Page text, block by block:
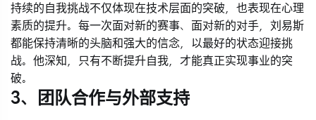
持续的自我挑战不仅体现在技术层面的突破，也表现在心理
素质的提升。每一次面对新的赛事、面对新的对手，刘易斯
都能保持清晰的头脑和强大的信念，以最好的状态迎接挑
战。他深知，只有不断提升自我，才能真正实现事业的突
破。
3、团队合作与外部支持